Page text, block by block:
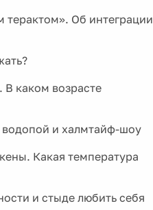
Об интеграции
В каком возрасте
и халмтайф-шоу
Какая температура
и стыде любить себя